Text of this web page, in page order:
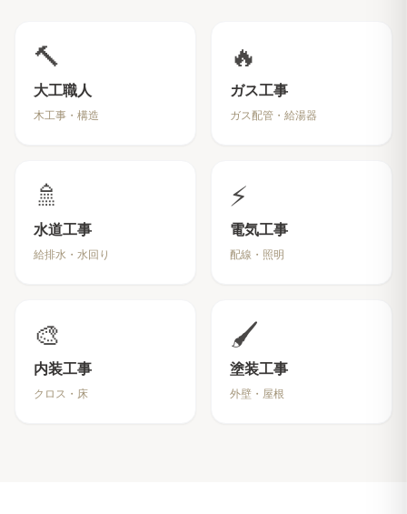
🔨
大工職人
木工事・構造
🔥
ガス工事
ガス配管・給湯器
🚿
水道工事
給排水・水回り
⚡
電気工事
配線・照明
🎨
内装工事
クロス・床
🖌️
塗装工事
外壁・屋根